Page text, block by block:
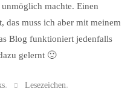
machte. Einen
das muss ich aber mit meinem
Blog funktioniert jedenfalls
gelernt 🙂
. Lesezeichen.